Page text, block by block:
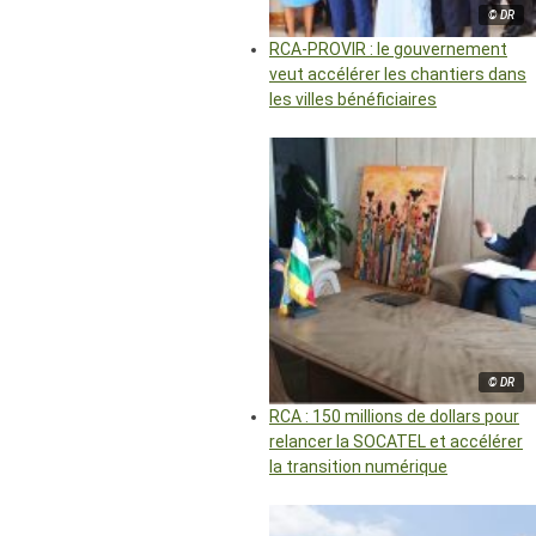
© DR
RCA-PROVIR : le gouvernement
veut accélérer les chantiers dans
les villes bénéficiaires
© DR
RCA : 150 millions de dollars pour
relancer la SOCATEL et accélérer
la transition numérique